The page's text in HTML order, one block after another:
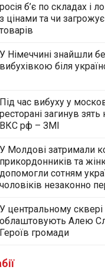
росія б’є по складах і
з цінами та чи
товарів
У Німеччині знайшли
вибухівкою біля
Під час вибуху у
ресторані загинув
ВКС рф – ЗМІ
У Молдові затримали
прикордонників та
допомогли сотням
чоловіків незаконно
У центральному
облаштовують Алею
Героїв громади